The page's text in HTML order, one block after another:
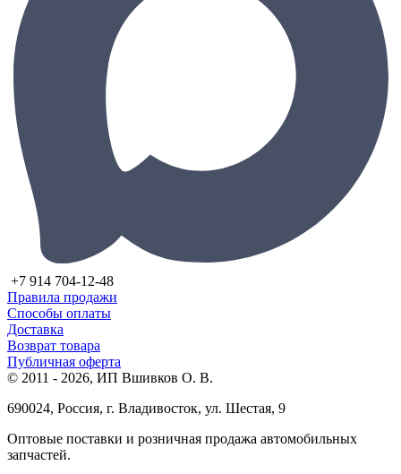
+7 914 704-12-48
Правила продажи
Способы оплаты
Доставка
Возврат товара
Публичная оферта
© 2011 - 2026, ИП Вшивков О. В.
690024, Россия, г. Владивосток, ул. Шестая, 9
Оптовые поставки и розничная продажа автомобильных
запчастей.